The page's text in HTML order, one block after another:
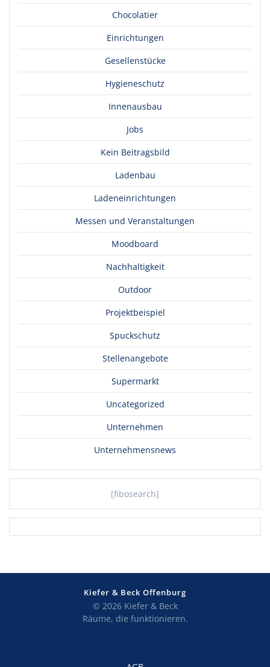
Chocolatier
Einrichtungen
Gesellenstücke
Hygieneschutz
Innenausbau
Jobs
Kein Beitragsbild
Ladenbau
Ladeneinrichtungen
Messen und Veranstaltungen
Moodboard
Nachhaltigkeit
Outdoor
Projektbeispiel
Spuckschutz
Stellenangebote
Supermarkt
Uncategorized
Unternehmen
Unternehmensnews
[fibosearch]
Kiefer & Beck Offenburg
© 2026 Kiefer & Beck
Räume, die funktionieren.